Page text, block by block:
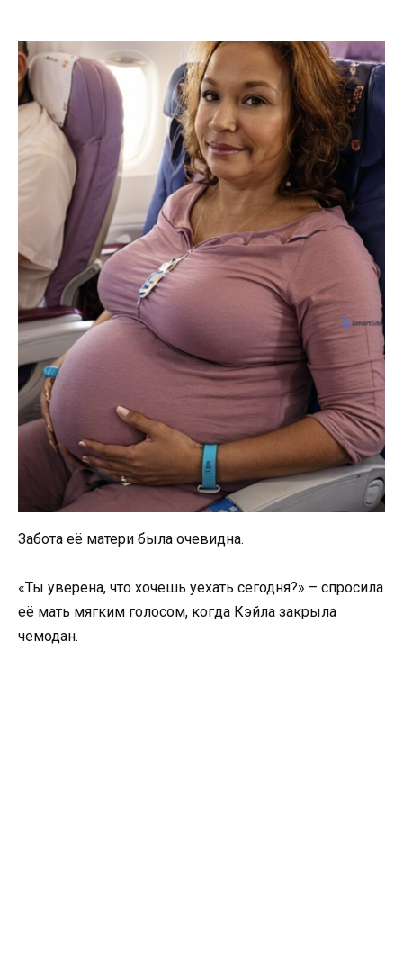
Забота её матери была очевидна.
«Ты уверена, что хочешь уехать сегодня?» – спросила
её мать мягким голосом, когда Кэйла закрыла
чемодан.